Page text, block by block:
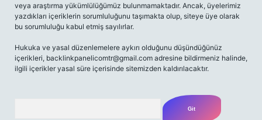
veya araştırma yükümlülüğümüz bulunmamaktadır. Ancak, üyelerimiz
yazdıkları içeriklerin sorumluluğunu taşımakta olup, siteye üye olarak
bu sorumluluğu kabul etmiş sayılırlar.
Hukuka ve yasal düzenlemelere aykırı olduğunu düşündüğünüz
içerikleri, backlinkpanelicomtr@gmail.com adresine bildirmeniz halinde,
ilgili içerikler yasal süre içerisinde sitemizden kaldırılacaktır.